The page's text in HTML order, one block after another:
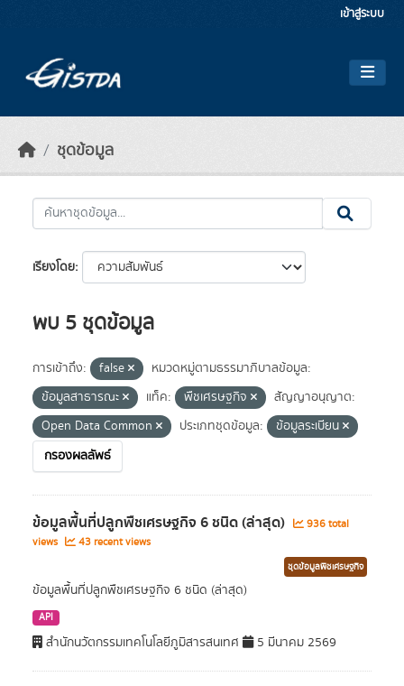
เข้าสู่ระบบ
ชุดข้อมูล
เรียงโดย
พบ 5 ชุดข้อมูล
การเข้าถึง: false
หมวดหมู่ตามธรรมาภิบาลข้อมูล:
ข้อมูลสาธารณะ
แท็ค: พืชเศรษฐกิจ
สัญญาอนุญาต:
Open Data Common
ประเภทชุดข้อมูล:
ข้อมูลระเบียน
กรองผลลัพธ์
ข้อมูลพื้นที่ปลูกพืชเศรษฐกิจ 6 ชนิด (ล่าสุด)
936 total
views
43 recent views
ชุดข้อมูลพืชเศรษฐกิจ
ข้อมูลพื้นที่ปลูกพืชเศรษฐกิจ 6 ชนิด (ล่าสุด)
API
สำนักนวัตกรรมเทคโนโลยีภูมิสารสนเทศ 5 มีนาคม 2569